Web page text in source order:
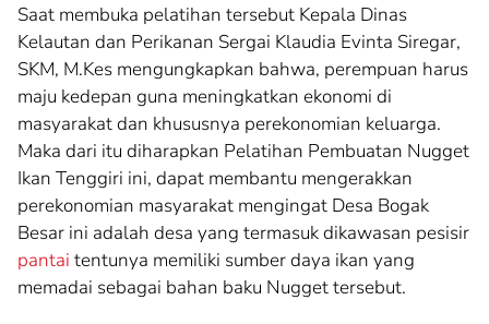
Saat membuka pelatihan tersebut Kepala Dinas
Kelautan dan Perikanan Sergai Klaudia Evinta Siregar,
SKM, M.Kes mengungkapkan bahwa, perempuan harus
maju kedepan guna meningkatkan ekonomi di
masyarakat dan khususnya perekonomian keluarga.
Maka dari itu diharapkan Pelatihan Pembuatan Nugget
Ikan Tenggiri ini, dapat membantu mengerakkan
perekonomian masyarakat mengingat Desa Bogak
Besar ini adalah desa yang termasuk dikawasan pesisir
pantai tentunya memiliki sumber daya ikan yang
memadai sebagai bahan baku Nugget tersebut.